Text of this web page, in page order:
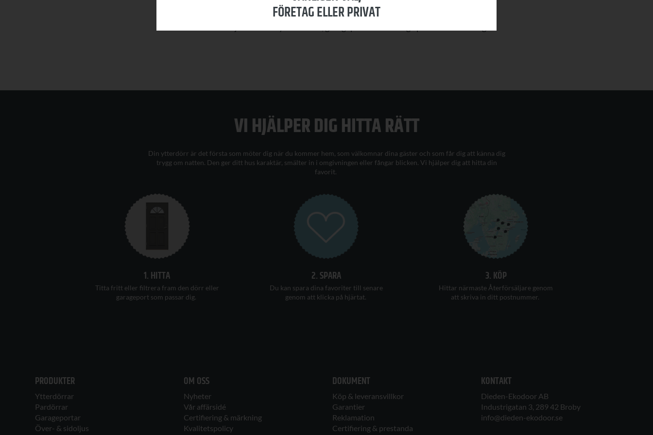
VI HJÄLPER DIG HITTARÄTT
Din ytterdörr är det första som möter dig när du kommer hem, som välkomnar dina gäster och som får dig att känna dig
trygg om natten. Den ger ditt hus karaktär, smälter in i omgivningen eller fångar blicken. Vi hjälper dig att hitta din
favorit.
1. HITTA
Titta fritt eller filtrera fram den dörr eller
garageport som passar dig.
2. SPARA
Du kan spara dina favoriter till senare
genom att klicka på hjärtat.
3. KÖP
Hittar närmaste Återförsäljare genom
att skriva in ditt postnummer.
PRODUKTER
Ytterdörrar
Pardörrar
Garageportar
Över- & sidoljus
OM OSS
Nyheter
Vår affärsidé
Certifiering & märkning
Kvalitetspolicy
DOKUMENT
Köp & leveransvillkor
Garantier
Reklamation
Certifiering & prestanda
KONTAKT
Dieden-Ekodoor AB
Industrigatan 3, 289 42 Broby
info@dieden-ekodoor.se
FÖRETAG ELLER PRIVAT